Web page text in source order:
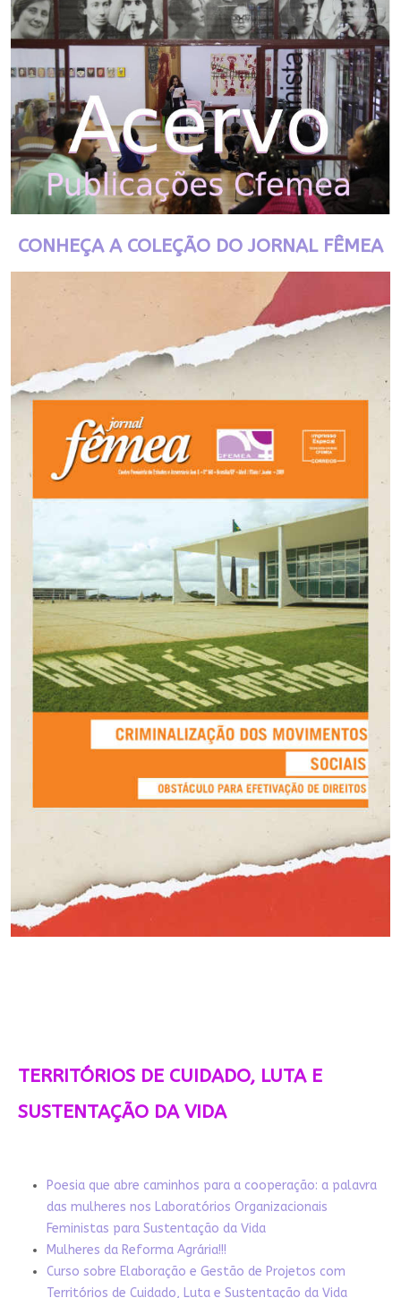
CONHEÇA A COLEÇÃO DO JORNAL FÊMEA
TERRITÓRIOS DE CUIDADO, LUTA E
SUSTENTAÇÃO DA VIDA
Poesia que abre caminhos para a cooperação: a palavra
das mulheres nos Laboratórios Organizacionais
Feministas para Sustentação da Vida
Mulheres da Reforma Agrária!!!
Curso sobre Elaboração e Gestão de Projetos com
Territórios de Cuidado, Luta e Sustentação da Vida